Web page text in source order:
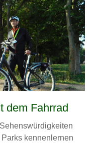
dem Fahrrad
kennenlernen